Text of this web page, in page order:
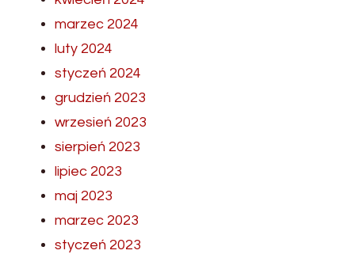
marzec 2024
luty 2024
styczeń 2024
grudzień 2023
wrzesień 2023
sierpień 2023
lipiec 2023
maj 2023
marzec 2023
styczeń 2023